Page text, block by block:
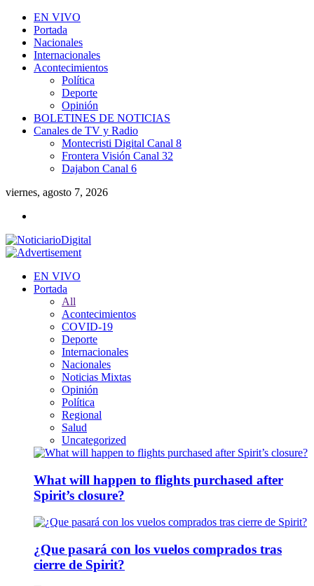
EN VIVO
Portada
Nacionales
Internacionales
Acontecimientos
Política
Deporte
Opinión
BOLETINES DE NOTICIAS
Canales de TV y Radio
Montecristi Digital Canal 8
Frontera Visión Canal 32
Dajabon Canal 6
viernes, agosto 7, 2026
EN VIVO
Portada
All
Acontecimientos
COVID-19
Deporte
Internacionales
Nacionales
Noticias Mixtas
Opinión
Política
Regional
Salud
Uncategorized
What will happen to flights purchased after
Spirit’s closure?
¿Que pasará con los vuelos comprados tras
cierre de Spirit?